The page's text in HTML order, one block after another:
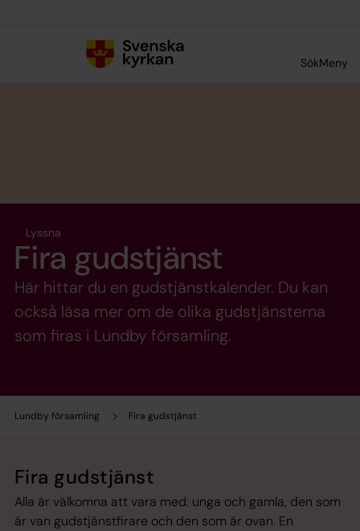
SökMeny
Lundby församling Fira gudstjänst
Lyssna
Fira gudstjänst
Här hittar du en gudstjänstkalender. Du kan
också läsa mer om de olika gudstjänsterna
som firas i Lundby församling.
Fira gudstjänst
Alla är välkomna att vara med: unga och gamla, den som
är van gudstjänstfirare och den som är ovan. En